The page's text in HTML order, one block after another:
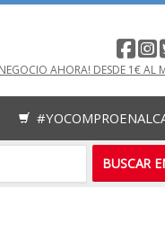
AHORA! DESDE 1€ AL